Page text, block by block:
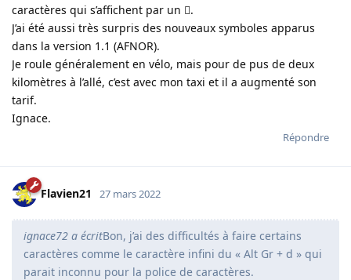
caractères qui s’affichent par un ﷗.
J’ai été aussi très surpris des nouveaux symboles apparus
dans la version 1.1 (AFNOR).
Je roule généralement en vélo, mais pour de pus de deux
kilomètres à l’allé, c’est avec mon taxi et il a augmenté son
tarif.
Ignace.
Répondre
Flavien21 27 mars 2022
ignace72 a écritBon, j’ai des difficultés à faire certains
caractères comme le caractère infini du « Alt Gr + d » qui
parait inconnu pour la police de caractères.